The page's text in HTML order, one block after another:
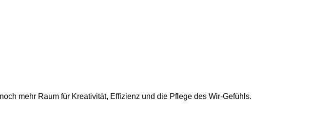
mehr Raum für Kreativität, Effizienz und die Pflege des Wir-Gefühls.